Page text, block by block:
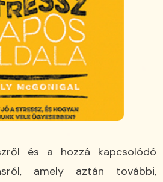
és a hozzá kapcsolódó
amely aztán további,